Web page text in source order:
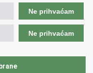
Ne prihvaćam
Ne prihvaćam